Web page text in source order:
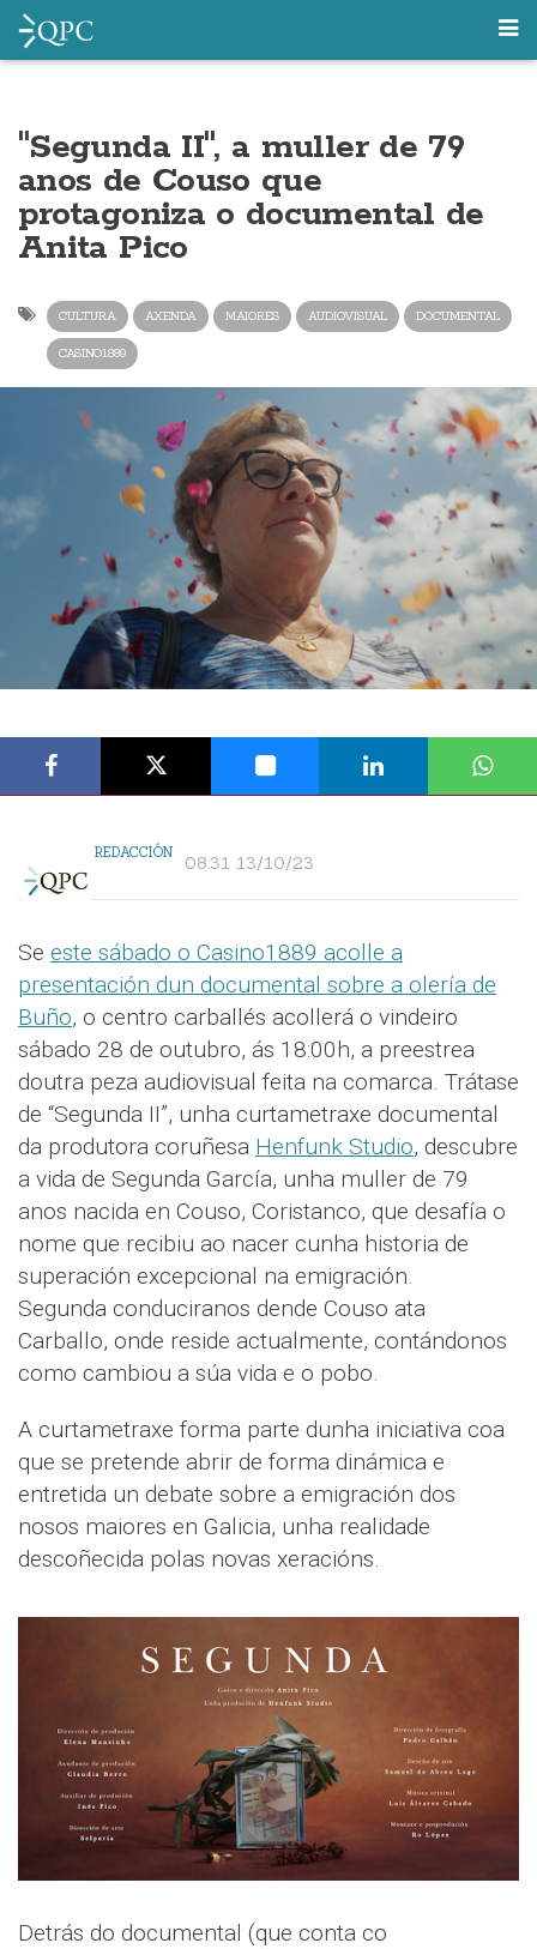
"Segunda II", a muller de 79
anos de Couso que
protagoniza o documental de
Anita Pico
CULTURA AXENDA MAIORES AUDIOVISUAL DOCUMENTAL
CASINO1889
REDACCIÓN 08:31 13/10/23
Se este sábado o Casino1889 acolle a
presentación dun documental sobre a olería de
Buño, o centro carballés acollerá o vindeiro
sábado 28 de outubro, ás 18:00h, a preestrea
doutra peza audiovisual feita na comarca. Trátase
de “Segunda II”, unha curtametraxe documental
da produtora coruñesa Henfunk Studio, descubre
a vida de Segunda García, unha muller de 79
anos nacida en Couso, Coristanco, que desafía o
nome que recibiu ao nacer cunha historia de
superación excepcional na emigración.
Segunda conduciranos dende Couso ata
Carballo, onde reside actualmente, contándonos
como cambiou a súa vida e o pobo.
A curtametraxe forma parte dunha iniciativa coa
que se pretende abrir de forma dinámica e
entretida un debate sobre a emigración dos
nosos maiores en Galicia, unha realidade
descoñecida polas novas xeracións.
Detrás do documental (que conta co